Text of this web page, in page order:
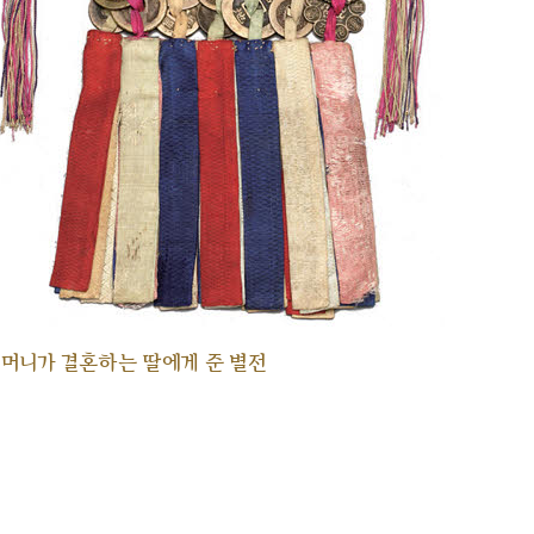
니가 결혼하는 딸에게 준 별전